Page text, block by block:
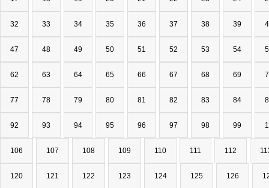
32 33 34 35 36 37 38 39
47 48 49 50 51 52 53 54
62 63 64 65 66 67 68 69
77 78 79 80 81 82 83 84
92 93 94 95 96 97 98 99
106 107 108 109 110 111 112
120 121 122 123 124 125 126